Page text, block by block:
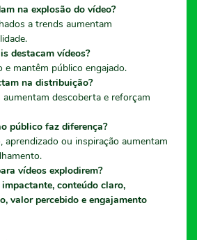
na explosão do vídeo?
a trends aumentam
destacam vídeos?
e mantêm público engajado.
na distribuição?
aumentam descoberta e reforçam
público faz diferença?
aprendizado ou inspiração aumentam
vídeos explodirem?
conteúdo claro,
valor percebido e engajamento